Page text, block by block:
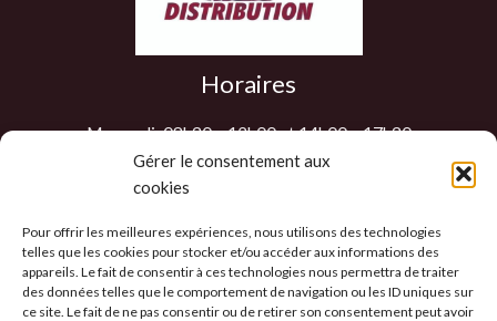
Gérer le consentement aux
cookies
Pour offrir les meilleures expériences, nous utilisons des technologies
telles que les cookies pour stocker et/ou accéder aux informations des
appareils. Le fait de consentir à ces technologies nous permettra de traiter
des données telles que le comportement de navigation ou les ID uniques sur
ce site. Le fait de ne pas consentir ou de retirer son consentement peut avoir
Horaires
Mercredi: 08h30 – 12h00 et 14h00 – 17h30
Jeudi: 08h30 – 12h00 et 14h00 – 17h30
Vendredi: 08h30 – 12h00 et 14h00 – 17h30
Les autres jours sur RDV